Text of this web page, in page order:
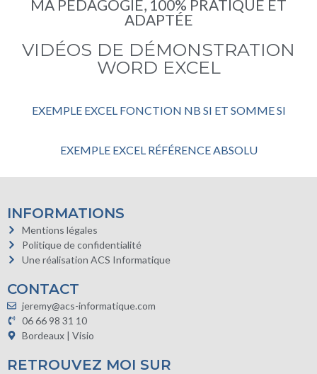
MA PÉDAGOGIE, 100% PRATIQUE ET
ADAPTÉE
VIDÉOS DE DÉMONSTRATION
WORD EXCEL
EXEMPLE EXCEL FONCTION NB SI ET SOMME SI
EXEMPLE EXCEL RÉFÉRENCE ABSOLU
INFORMATIONS
Mentions légales
Politique de confidentialité
Une réalisation ACS Informatique
CONTACT
jeremy@acs-informatique.com
06 66 98 31 10
Bordeaux | Visio
RETROUVEZ MOI SUR